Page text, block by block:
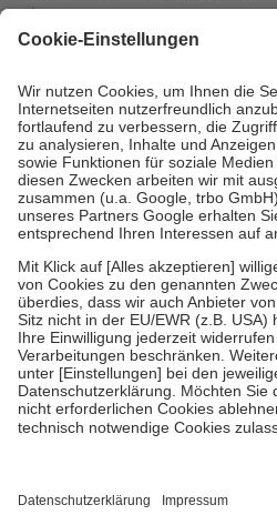
mit.
Grundsätzlich leisten Mitglieder
höchstens zehn Euro.
Es sind jedoch
Kosten der Leistung zu entrichten.
Diese Regeln gelten grundsätzlich
Bei Heilmitteln und häuslicher
Zuzahlung zehn Prozent der Kosten
Verordnung.
Um das Engagement der
stärken und die besondere Stellung
fallenkeine Zuzahlungenan bei:
• Kindern und Jugendlichen bis zum
mit Ausnahme der Fahrkosten
• Untersuchungen zur Vorsorge und
GKV getragen werden
• empfohlenen Schutzimpfungen
• Harn- und Blutteststreifen
getroffen, um sicherzustellen, dass es